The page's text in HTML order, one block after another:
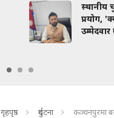
स्थानीय
प्रयोग,
गृहपृष्ठ दुर्घटना कञ्चनपुरमा